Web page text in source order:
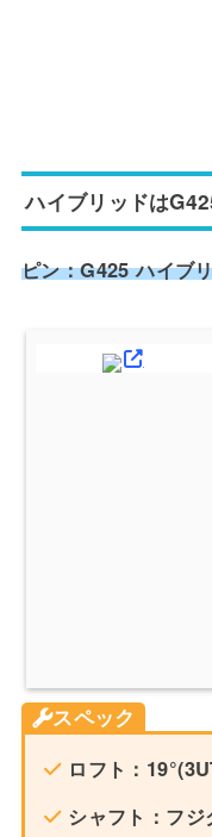
ハイブリッドは
ピン：G425 ハイブ
スペック
ロフト：
シャフト：フジ